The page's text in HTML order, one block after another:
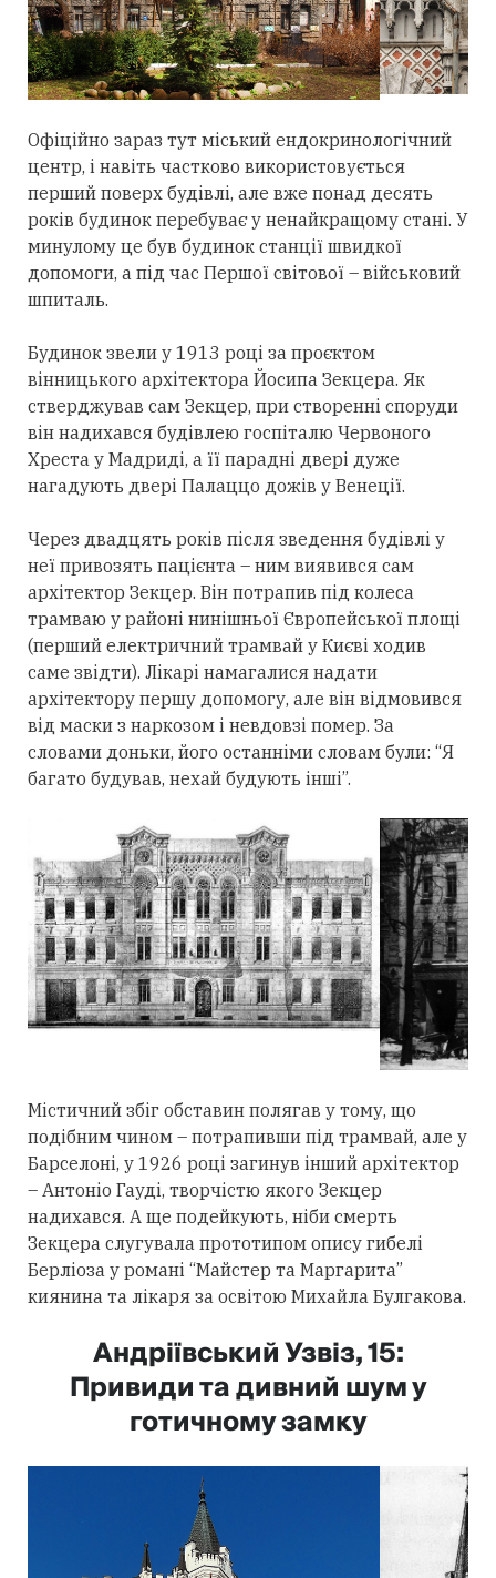
Офіційно зараз тут міський ендокринологічний
центр, і навіть частково використовується
перший поверх будівлі, але вже понад десять
років будинок перебуває у ненайкращому стані. У
минулому це був будинок станції швидкої
допомоги, а під час Першої світової – військовий
шпиталь.
Будинок звели у 1913 році за проєктом
вінницького архітектора Йосипа Зекцера. Як
стверджував сам Зекцер, при створенні споруди
він надихався будівлею госпіталю Червоного
Хреста у Мадриді, а її парадні двері дуже
нагадують двері Палаццо дожів у Венеції.
Через двадцять років після зведення будівлі у
неї привозять пацієнта – ним виявився сам
архітектор Зекцер. Він потрапив під колеса
трамваю у районі нинішньої Європейської площі
(перший електричний трамвай у Києві ходив
саме звідти). Лікарі намагалися надати
архітектору першу допомогу, але він відмовився
від маски з наркозом і невдовзі помер. За
словами доньки, його останніми словам були: “Я
багато будував, нехай будують інші”.
Містичний збіг обставин полягав у тому, що
подібним чином – потрапивши під трамвай, але у
Барселоні, у 1926 році загинув інший архітектор
– Антоніо Гауді, творчістю якого Зекцер
надихався. А ще подейкують, ніби смерть
Зекцера слугувала прототипом опису гибелі
Берліоза у романі “Майстер та Маргарита”
киянина та лікаря за освітою Михайла Булгакова.
Андріївський Узвіз, 15:
Привиди та дивний шум у
готичному замку